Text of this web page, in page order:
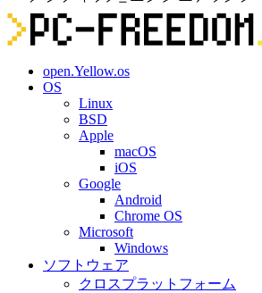
open.Yellow.os
OS
Linux
BSD
Apple
macOS
iOS
Google
Android
Chrome OS
Microsoft
Windows
ソフトウェア
クロスプラットフォーム